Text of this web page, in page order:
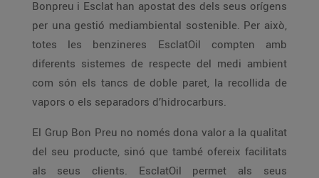
Bonpreu i Esclat han apostat des dels seus orígens
per una gestió mediambiental sostenible. Per això,
totes les benzineres EsclatOil compten amb
diferents sistemes de respecte del medi ambient
com són els tancs de doble paret, la recollida de
vapors o els separadors d’hidrocarburs.
El Grup Bon Preu no només dona valor a la qualitat
del seu producte, sinó que també ofereix facilitats
als seus clients. EsclatOil permet als seus